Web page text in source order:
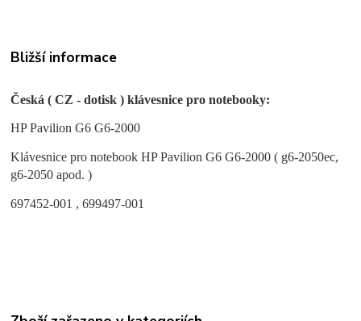
Bližší informace
Česká ( CZ - dotisk ) klávesnice pro notebooky:
HP Pavilion G6 G6-2000
Klávesnice pro notebook HP Pavilion G6 G6-2000 ( g6-2050ec,
g6-2050 apod. )
697452-001 , 699497-001